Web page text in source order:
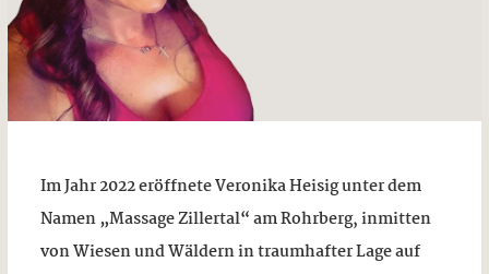
Im Jahr 2022 eröffnete Veronika Heisig unter dem
Namen „Massage Zillertal“ am Rohrberg, inmitten
von Wiesen und Wäldern in traumhafter Lage auf